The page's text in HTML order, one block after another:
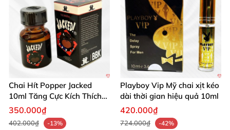
Chai Hít Popper Jacked
10ml Tăng Cực Kích Thích
Mạnh Mẽ
350.000₫
402.000₫
-13%
Playboy Vip Mỹ chai xịt kéo
dài thời gian hiệu quả 10ml
420.000₫
724.000₫
-42%